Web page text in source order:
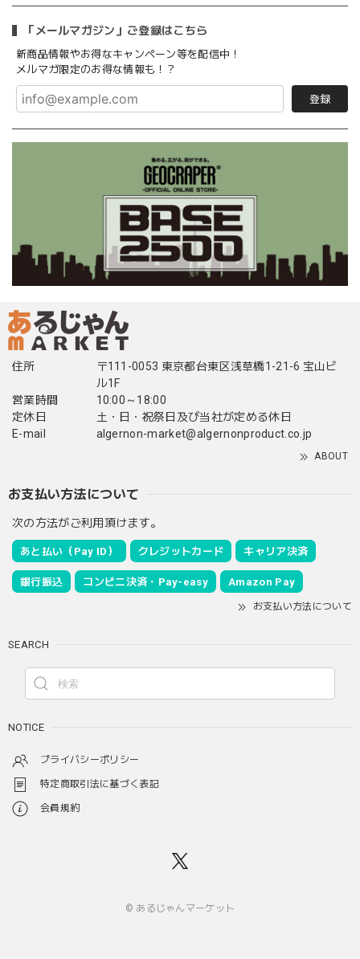
「メールマガジン」ご登録はこちら
新商品情報やお得なキャンペーン等を配信中！
メルマガ限定のお得な情報も！？
登録
住所
〒111-0053 東京都台東区浅草橋1-21-6 宝山ビ
ル1F
営業時間
10:00～18:00
定休日
土・日・祝祭日及び当社が定める休日
E-mail
algernon-market@algernonproduct.co.jp
ABOUT
お支払い方法について
次の方法がご利用頂けます。
あと払い（Pay ID） クレジットカード キャリア決済
銀行振込 コンビニ決済・Pay-easy Amazon Pay
お支払い方法について
SEARCH
NOTICE
プライバシーポリシー
特定商取引法に基づく表記
会員規約
© あるじゃんマーケット